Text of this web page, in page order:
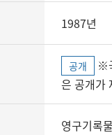
1987년
공개
은 공개가
영구기록